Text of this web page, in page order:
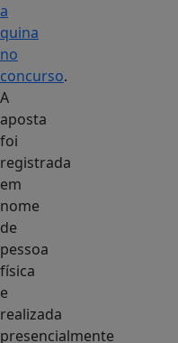
a
quina
no
concurso.
A
aposta
foi
registrada
em
nome
de
pessoa
física
e
realizada
presencialmente